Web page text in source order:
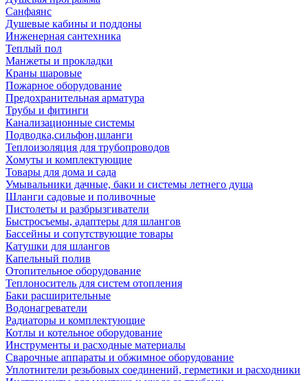
Санфаянс
Душевые кабины и поддоны
Инженерная сантехника
Теплый пол
Манжеты и прокладки
Краны шаровые
Пожарное оборудование
Предохранительная арматура
Трубы и фитинги
Канализационные системы
Подводка,сильфон,шланги
Теплоизоляция для трубопроводов
Хомуты и комплектующие
Товары для дома и сада
Умывальники дачные, баки и системы летнего душа
Шланги садовые и поливочные
Пистолеты и разбрызгиватели
Быстросъемы, адаптеры для шлангов
Бассейны и сопутствующие товары
Катушки для шлангов
Капельный полив
Отопительное оборудование
Теплоноситель для систем отопления
Баки расширительные
Водонагреватели
Радиаторы и комплектующие
Котлы и котельное оборудование
Инструменты и расходные материалы
Сварочные аппараты и обжимное оборудование
Уплотнители резьбовых соединений, герметики и расходники